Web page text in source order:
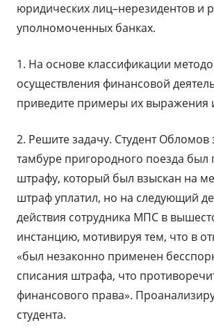
юридических лиц–нерезидентов и
уполномоченных банках.
1. На основе классификации
осуществления финансовой
приведите примеры их выражения
2. Решите задачу. Студент Обломов
тамбуре пригородного поезда был
штрафу, который был взыскан на
штраф уплатил, но на следующий
действия сотрудника МПС в
инстанцию, мотивируя тем, что в
«был незаконно применен
списания штрафа, что
финансового права».
студента.